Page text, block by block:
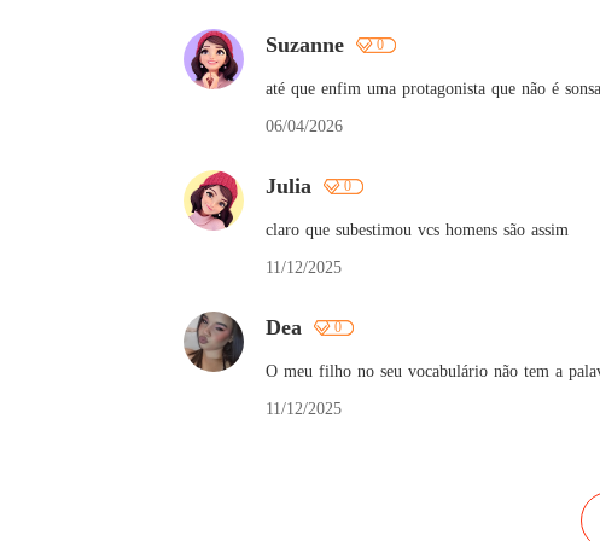
Suzanne 0
até que enfim uma protagonista que não é
06/04/2026
Julia 0
claro que subestimou vcs homens são assim
11/12/2025
Dea 0
O meu filho no seu vocabulário não tem a
11/12/2025